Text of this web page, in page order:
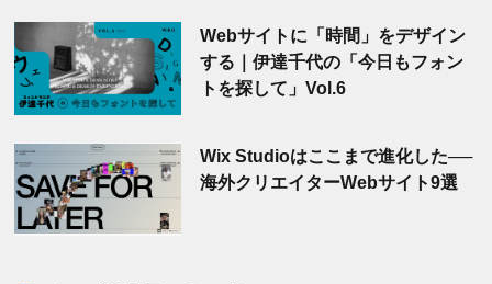
Webサイトに「時間」をデザイン
する｜伊達千代の「今日もフォン
トを探して」Vol.6
Wix Studioはここまで進化した──
海外クリエイターWebサイト9選